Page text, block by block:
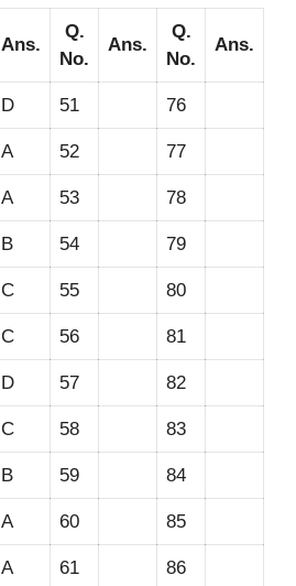
Ans.
Q.
No.
Ans.
Q.
No.
Ans.
D 51 76
A 52 77
A 53 78
B 54 79
C 55 80
C 56 81
D 57 82
C 58 83
B 59 84
A 60 85
A 61 86